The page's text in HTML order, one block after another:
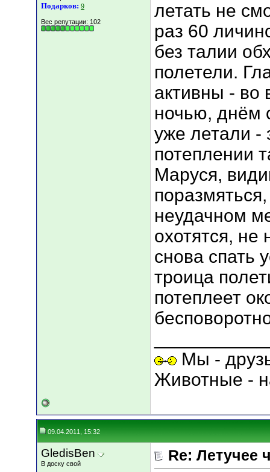
Подарков: 9
Вес репутации: 102
летать не
раз 60
без талии
полетели.
активны - во
ночью, днём
уже летали -
потеплении
Маруся,
неудачном
охотятся, не
снова спать
троица
потеплеет
Мы -
Животные -
09.04.2011, 15:32
GledisBen
В доску свой Re: Летучее